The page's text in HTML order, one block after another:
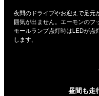
夜間のドライブやお迎えで足元
囲気が出ません。エーモンのフ
モールランプ点灯時はLEDが
します。
昼間も走